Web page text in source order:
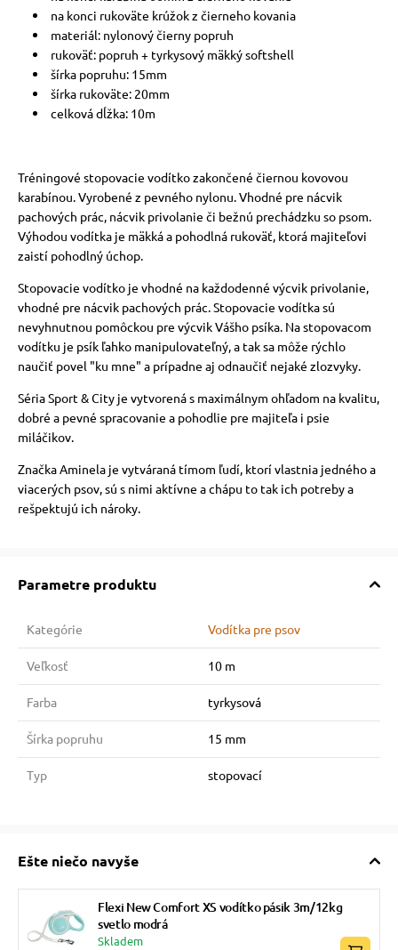
na konci rukoväte krúžok z čierneho kovania
materiál: nylonový čierny popruh
rukoväť: popruh + tyrkysový mäkký softshell
šírka popruhu: 15mm
šírka rukoväte: 20mm
celková dĺžka: 10m
Tréningové stopovacie vodítko zakončené čiernou kovovou
karabínou. Vyrobené z pevného nylonu. Vhodné pre nácvik
pachových prác, nácvik privolanie či bežnú prechádzku so psom.
Výhodou vodítka je mäkká a pohodlná rukoväť, ktorá majiteľovi
zaistí pohodlný úchop.
Stopovacie vodítko je vhodné na každodenné výcvik privolanie,
vhodné pre nácvik pachových prác. Stopovacie vodítka sú
nevyhnutnou pomôckou pre výcvik Vášho psíka. Na stopovacom
vodítku je psík ľahko manipulovateľný, a tak sa môže rýchlo
naučiť povel "ku mne" a prípadne aj odnaučiť nejaké zlozvyky.
Séria Sport & City je vytvorená s maximálnym ohľadom na kvalitu,
dobré a pevné spracovanie a pohodlie pre majiteľa i psie
miláčikov.
Značka Aminela je vytváraná tímom ľudí, ktorí vlastnia jedného a
viacerých psov, sú s nimi aktívne a chápu to tak ich potreby a
rešpektujú ich nároky.
Parametre produktu
Kategórie Vodítka pre psov
Veľkosť 10 m
Farba tyrkysová
Šírka popruhu 15 mm
Typ stopovací
Ešte niečo navyše
Flexi New Comfort XS vodítko pásik 3m/12kg
svetlo modrá
Skladem